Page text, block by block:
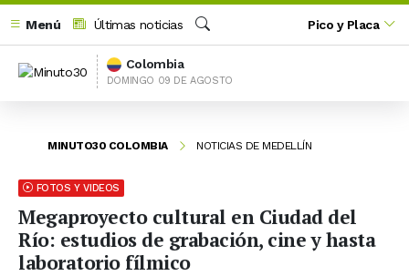
Menú
Últimas noticias
Buscar
Pico y Placa
Colombia
DOMINGO 09 DE AGOSTO
MINUTO30 COLOMBIA NOTICIAS DE MEDELLÍN
FOTOS Y VIDEOS
Megaproyecto cultural en Ciudad del
Río: estudios de grabación, cine y hasta
laboratorio fílmico